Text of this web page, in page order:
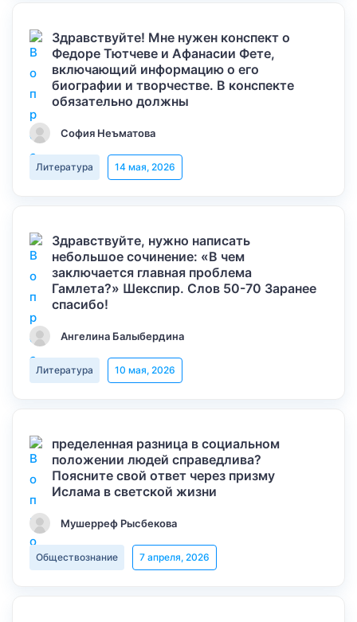
Здравствуйте! Мне нужен конспект о
Федоре Тютчеве и Афанасии Фете,
включающий информацию о его
биографии и творчестве. В конспекте
обязательно должны
София Неъматова
Литература 14 мая, 2026
Здравствуйте, нужно написать
небольшое сочинение: «В чем
заключается главная проблема
Гамлета?» Шекспир. Слов 50-70 Заранее
спасибо!
Ангелина Балыбердина
Литература 10 мая, 2026
пределенная разница в социальном
положении людей справедлива?
Поясните свой ответ через призму
Ислама в светской жизни
Мушерреф Рысбекова
Обществознание 7 апреля, 2026